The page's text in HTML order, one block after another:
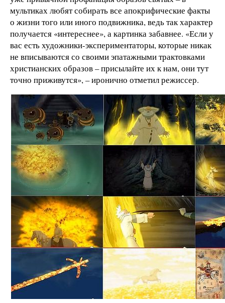
мультиках любят собирать все апокрифические факты
о жизни того или иного подвижника, ведь так характер
получается «интереснее», а картинка забавнее. «Если у
вас есть художники-экспериментаторы, которые никак
не вписываются со своими эпатажными трактовками
христианских образов – присылайте их к нам, они тут
точно приживутся», – иронично отметил режиссер.